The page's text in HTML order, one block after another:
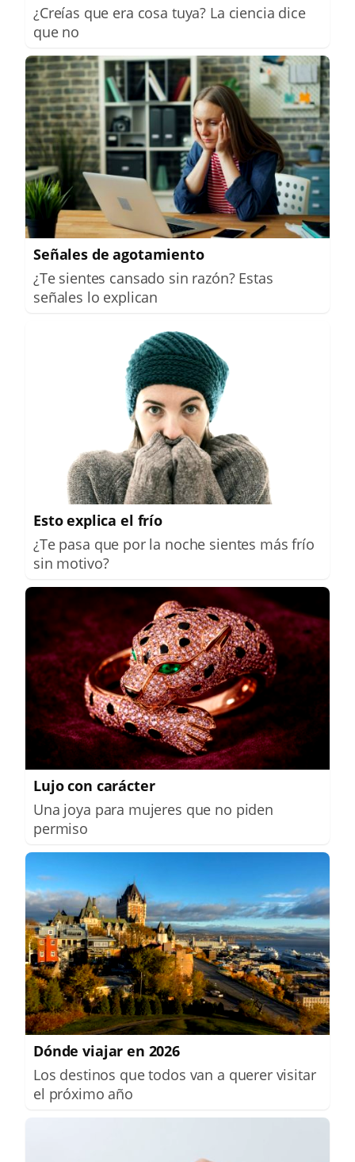
¿Creías que era cosa tuya? La ciencia dice
que no
Señales de agotamiento
¿Te sientes cansado sin razón? Estas
señales lo explican
Esto explica el frío
¿Te pasa que por la noche sientes más frío
sin motivo?
Lujo con carácter
Una joya para mujeres que no piden
permiso
Dónde viajar en 2026
Los destinos que todos van a querer visitar
el próximo año